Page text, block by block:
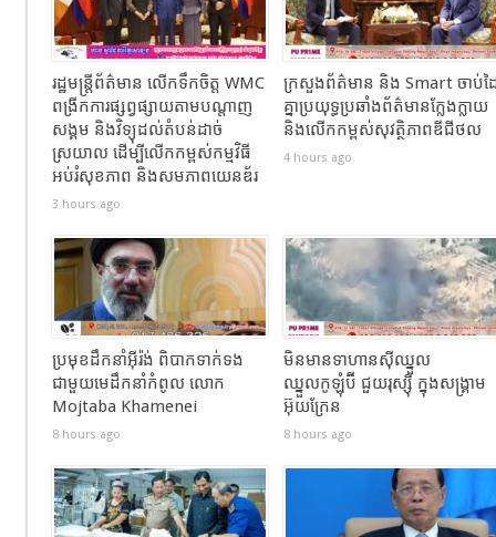
រដ្ឋមន្ត្រីព័ត៌មាន លើកទឹកចិត្ត WMC
ពង្រីកការផ្សព្វផ្សាយតាមបណ្តាញ
សង្គម និងវិទ្យុដល់តំបន់ដាច់
ស្រយាល ដើម្បីលើកកម្ពស់កម្មវិធី
អប់រំសុខភាព និងសមភាពយេនឌ័រ
3 hours ago
ក្រសួងព័ត៌មាន និង Smart ចាប់ដ
គ្នាប្រយុទ្ធប្រឆាំងព័ត៌មានក្លែងក្លាយ
និងលើកកម្ពស់សុវត្ថិភាពឌីជីថល
4 hours ago
ប្រមុខដឹកនាំអ៊ីរ៉ង់ ពិបាកទាក់ទង
ជាមួយមេដឹកនាំកំពូល លោក
Mojtaba Khamenei
8 hours ago
មិនមានទាហានស៊ីឈ្នួល
ឈ្នួលកូឡុំប៊ី ជួយរុស្ស៊ី ក្នុងសង្រ្គាម
អ៊ុយក្រែន
8 hours ago